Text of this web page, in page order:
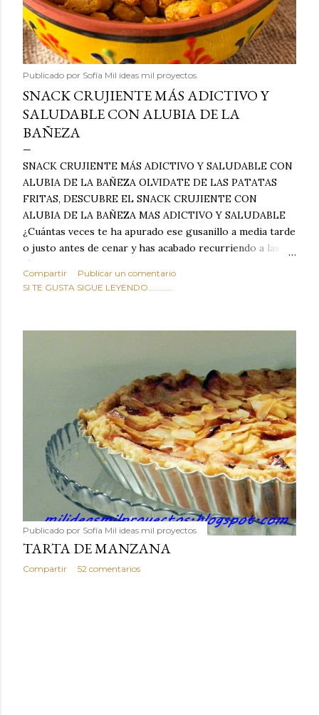
Publicado por Sofía Mil ideas mil proyectos
SNACK CRUJIENTE MÁS ADICTIVO Y
SALUDABLE CON ALUBIA DE LA
BAÑEZA
SNACK CRUJIENTE MÁS ADICTIVO Y SALUDABLE CON
ALUBIA DE LA BAÑEZA OLVIDATE DE LAS PATATAS
FRITAS, DESCUBRE EL SNACK CRUJIENTE CON
ALUBIA DE LA BAÑEZA MAS ADICTIVO Y SALUDABLE
¿Cuántas veces te ha apurado ese gusanillo a media tarde
o justo antes de cenar y has acabado recurriendo a las
típicas patatas de bolsa, frutos secos fritos o snacks
ultraprocesados llenos de grasas saturadas y sodio?
sabroso, con ese toque tostado y crujiente que tanto nos
por completo tu forma de ver las legumbres. Olvídate de
asociar las alubias únicamente a los guisos tradicionales y
copiosos de invierno. Con esta receta simple pero
revolucionaria, transformaremos un ingrediente tan
humilde como la alubia de La Bañeza en un snack ligero,
dorado, cargado de proteína y 100% natural. Es el
sustituto perfecto a los frutos se...
Compartir
Publicar un comentario
SI TE GUSTA SIGUE LEYENDO............
Publicado por Sofía Mil ideas mil proyectos
TARTA DE MANZANA
Compartir 52 comentarios